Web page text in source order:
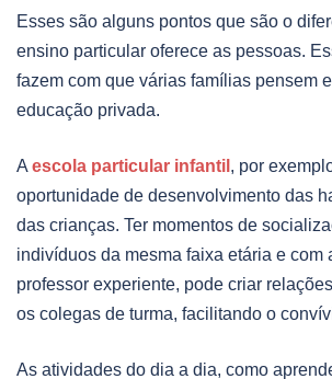
Esses são alguns pontos que são o
ensino particular oferece as pessoas.
fazem com que várias famílias pensem
educação privada.
Aescola particular infantil , por
oportunidade de desenvolvimento das
das crianças. Ter momentos de
indivíduos da mesma faixa etária e com
professor experiente, pode criar
os colegas de turma, facilitando o
As atividades do dia a dia, como